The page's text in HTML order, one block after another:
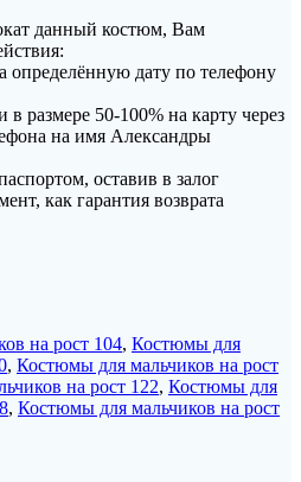
данный костюм, Вам
определённую дату по телефону
в размере 50-100% на карту через
на имя Александры
оставив в залог
как гарантия возврата
на рост 104, Костюмы для
, Костюмы для мальчиков на рост
на рост 122, Костюмы для
, Костюмы для мальчиков на рост